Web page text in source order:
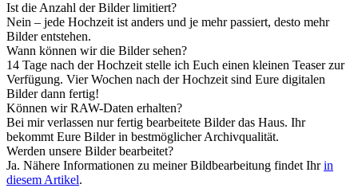
Ist die Anzahl der Bilder limitiert?
Nein – jede Hochzeit ist anders und je mehr passiert, desto mehr
Bilder entstehen.
Wann können wir die Bilder sehen?
14 Tage nach der Hochzeit stelle ich Euch einen kleinen Teaser zur
Verfügung. Vier Wochen nach der Hochzeit sind Eure digitalen
Bilder dann fertig!
Können wir RAW-Daten erhalten?
Bei mir verlassen nur fertig bearbeitete Bilder das Haus. Ihr
bekommt Eure Bilder in bestmöglicher Archivqualität.
Werden unsere Bilder bearbeitet?
Ja. Nähere Informationen zu meiner Bildbearbeitung findet Ihrin
diesem Artikel.